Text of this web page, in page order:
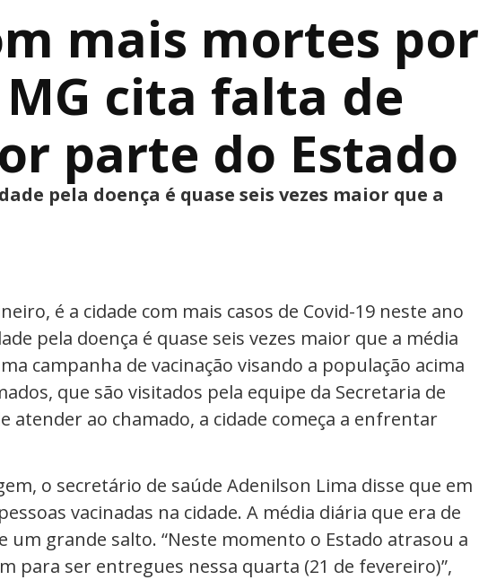
mais mortes por
cita falta de
parte do Estado
pela doença é quase seis vezes maior que a
é a cidade com mais casos de Covid-19 neste ano
pela doença é quase seis vezes maior que a média
campanha de vacinação visando a população acima
que são visitados pela equipe da Secretaria de
atender ao chamado, a cidade começa a enfrentar
o secretário de saúde Adenilson Lima disse que em
vacinadas na cidade. A média diária que era de
um grande salto. “Neste momento o Estado atrasou a
para ser entregues nessa quarta (21 de fevereiro)”,